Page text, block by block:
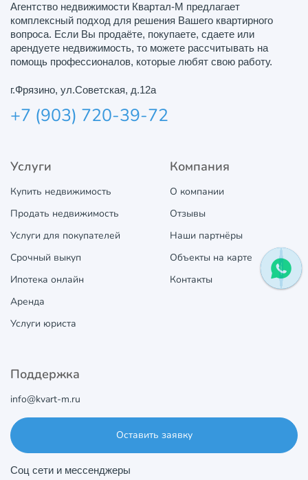
Агентство недвижимости Квартал-М предлагает
комплексный подход для решения Вашего квартирного
вопроса. Если Вы продаёте, покупаете, сдаете или
арендуете недвижимость, то можете рассчитывать на
помощь профессионалов, которые любят свою работу.
г.Фрязино, ул.Советская, д.12а
+7 (903) 720-39-72
Услуги
Купить недвижимость
Продать недвижимость
Услуги для покупателей
Срочный выкуп
Ипотека онлайн
Аренда
Услуги юриста
Компания
О компании
Отзывы
Наши партнёры
Объекты на карте
Контакты
Поддержка
info@kvart-m.ru
Оставить заявку
Соц сети и мессенджеры